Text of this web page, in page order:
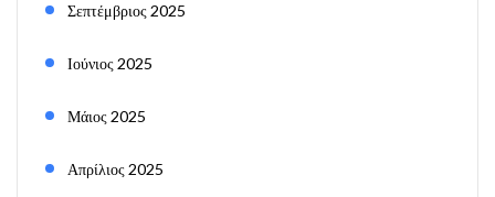
Σεπτέμβριος 2025
Ιούνιος 2025
Μάιος 2025
Απρίλιος 2025